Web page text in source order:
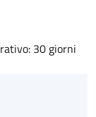
30 giorni